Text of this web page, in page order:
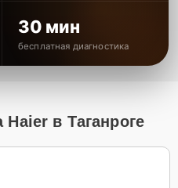
30 мин
бесплатная диагностика
в Таганроге